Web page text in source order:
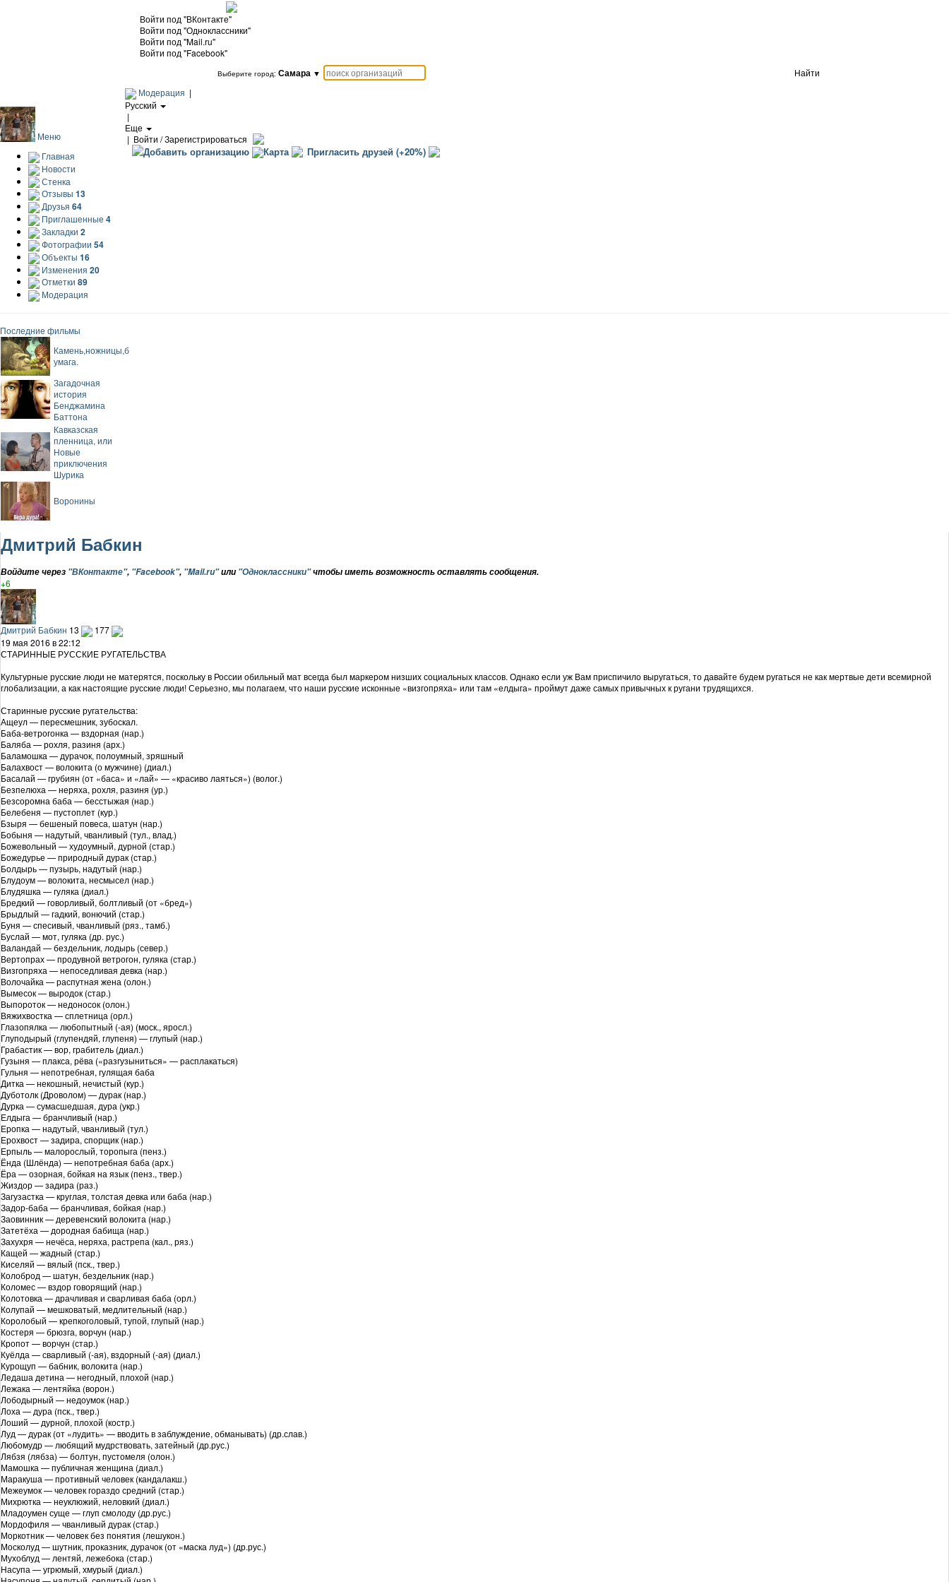
Войти под "ВКонтакте"
Войти под "Одноклассники"
Войти под "Mail.ru"
Войти под "Facebook"
Выберите город: Самара ▼
Найти
Модерация |
Русский
|
Еще
| Войти / Зарегистрироваться
Добавить организацию Карта Пригласить друзей (+20%)
Меню
Главная
Новости
Стенка
Отзывы 13
Друзья 64
Приглашенные 4
Закладки 2
Фотографии 54
Объекты 16
Изменения 20
Отметки 89
Модерация
Последние фильмы
Камень,ножницы,б
умага.
Загадочная
история
Бенджамина
Баттона
Кавказская
пленница, или
Новые
приключения
Шурика
Воронины
Дмитрий Бабкин
Войдите через "ВКонтакте", "Facebook", "Mail.ru"или "Одноклассники"чтобы иметь возможность оставлять сообщения.
+6
Дмитрий Бабкин 13
177
19 мая 2016 в 22:12
СТАРИННЫЕ РУССКИЕ РУГАТЕЛЬСТВА
Культурные русские люди не матерятся, поскольку в России обильный мат всегда был маркером низших социальных классов. Однако если уж Вам приспичило выругаться, то давайте будем ругаться не как мертвые дети всемирной
глобализации, а как настоящие русские люди! Серьезно, мы полагаем, что наши русские исконные «визгопряха» или там «елдыга» проймут даже самых привычных к ругани трудящихся.
Старинные русские ругательства:
Ащеул — пересмешник, зубоскал.
Баба-ветрогонка — вздорная (нар.)
Баляба — рохля, разиня (арх.)
Баламошка — дурачок, полоумный, зряшный
Балахвост — волокита (о мужчине) (диал.)
Басалай — грубиян (от «баса» и «лай» — «красиво лаяться») (волог.)
Безпелюха — неряха, рохля, разиня (ур.)
Безсоромна баба — бесстыжая (нар.)
Белебеня — пустоплет (кур.)
Бзыря — бешеный повеса, шатун (нар.)
Бобыня — надутый, чванливый (тул., влад.)
Божевольный — худоумный, дурной (стар.)
Божедурье — природный дурак (стар.)
Болдырь — пузырь, надутый (нар.)
Блудоум — волокита, несмысел (нар.)
Блудяшка — гуляка (диал.)
Бредкий — говорливый, болтливый (от «бред»)
Брыдлый — гадкий, вонючий (стар.)
Буня — спесивый, чванливый (ряз., тамб.)
Буслай — мот, гуляка (др. рус.)
Валандай — бездельник, лодырь (север.)
Вертопрах — продувной ветрогон, гуляка (стар.)
Визгопряха — непоседливая девка (нар.)
Волочайка — распутная жена (олон.)
Вымесок — выродок (стар.)
Выпороток — недоносок (олон.)
Вяжихвостка — сплетница (орл.)
Глазопялка — любопытный (-ая) (моск., яросл.)
Глуподырый (глупендяй, глупеня) — глупый (нар.)
Грабастик — вор, грабитель (диал.)
Гузыня — плакса, рёва («разгузыниться» — расплакаться)
Гульня — непотребная, гулящая баба
Дитка — некошный, нечистый (кур.)
Дуботолк (Дроволом) — дурак (нар.)
Дурка — сумасшедшая, дура (укр.)
Елдыга — бранчливый (нар.)
Еропка — надутый, чванливый (тул.)
Ерохвост — задира, спорщик (нар.)
Ерпыль — малорослый, торопыга (пенз.)
Ёнда (Шлёнда) — непотребная баба (арх.)
Ёра — озорная, бойкая на язык (пенз., твер.)
Жиздор — задира (раз.)
Загузастка — круглая, толстая девка или баба (нар.)
Задор-баба — бранчливая, бойкая (нар.)
Заовинник — деревенский волокита (нар.)
Затетёха — дородная бабища (нар.)
Захухря — нечёса, неряха, растрепа (кал., ряз.)
Кащей — жадный (стар.)
Киселяй — вялый (пск., твер.)
Колоброд — шатун, бездельник (нар.)
Коломес — вздор говорящий (нар.)
Колотовка — драчливая и сварливая баба (орл.)
Колупай — мешковатый, медлительный (нар.)
Королобый — крепкоголовый, тупой, глупый (нар.)
Костеря — брюзга, ворчун (нар.)
Кропот — ворчун (стар.)
Куёлда — сварливый (-ая), вздорный (-ая) (диал.)
Курощуп — бабник, волокита (нар.)
Ледаша детина — негодный, плохой (нар.)
Лежака — лентяйка (ворон.)
Лободырный — недоумок (нар.)
Лоха — дура (пск., твер.)
Лоший — дурной, плохой (костр.)
Луд — дурак (от «лудить» — вводить в заблуждение, обманывать) (др.слав.)
Любомудр — любящий мудрствовать, затейный (др.рус.)
Лябзя (лябза) — болтун, пустомеля (олон.)
Мамошка — публичная женщина (диал.)
Маракуша — противный человек (кандалакш.)
Межеумок — человек гораздо средний (стар.)
Михрютка — неуклюжий, неловкий (диал.)
Младоумен суще — глуп смолоду (др.рус.)
Мордофиля — чванливый дурак (стар.)
Моркотник — человек без понятия (лешукон.)
Москолуд — шутник, проказник, дурачок (от «маска луд») (др.рус.)
Мухоблуд — лентяй, лежебока (стар.)
Насупа — угрюмый, хмурый (диал.)